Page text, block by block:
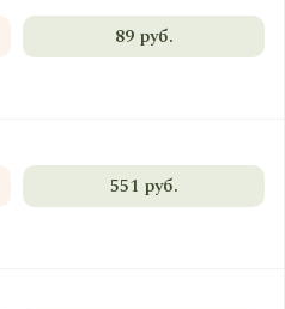
89 руб.
551 руб.